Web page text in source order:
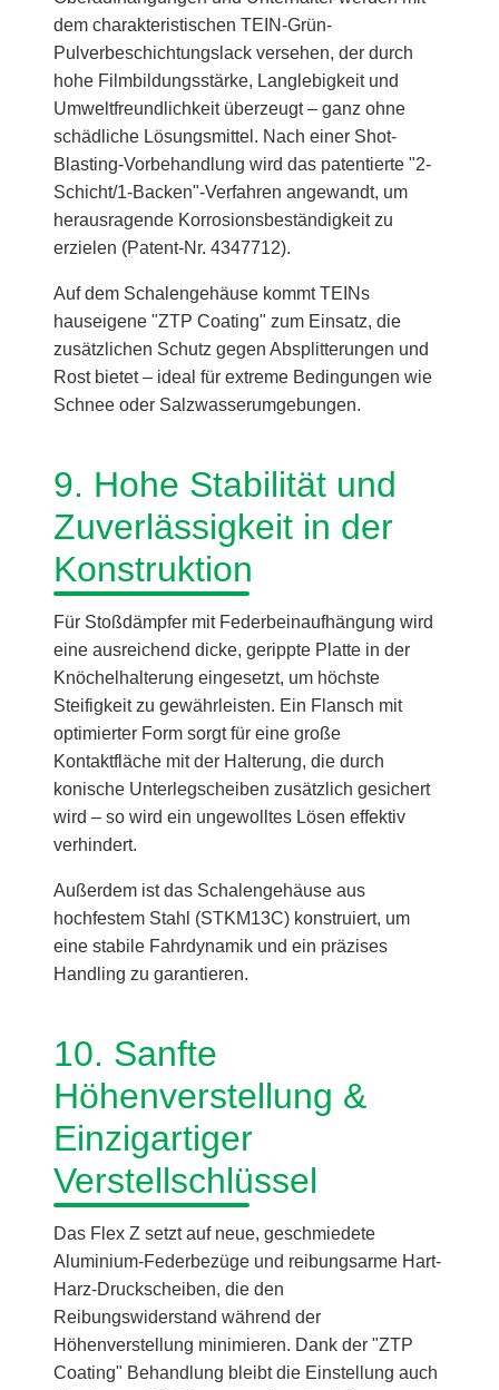
dem charakteristischen TEIN-Grün-
Pulverbeschichtungslack versehen, der durch
hohe Filmbildungsstärke, Langlebigkeit und
Umweltfreundlichkeit überzeugt – ganz ohne
schädliche Lösungsmittel. Nach einer Shot-
Blasting-Vorbehandlung wird das patentierte "2-
Schicht/1-Backen"-Verfahren angewandt, um
herausragende Korrosionsbeständigkeit zu
erzielen (Patent-Nr. 4347712).
Auf dem Schalengehäuse kommt TEINs
hauseigene "ZTP Coating" zum Einsatz, die
zusätzlichen Schutz gegen Absplitterungen und
Rost bietet – ideal für extreme Bedingungen wie
Schnee oder Salzwasserumgebungen.
9. Hohe Stabilität und
Zuverlässigkeit in der
Konstruktion
Für Stoßdämpfer mit Federbeinaufhängung wird
eine ausreichend dicke, gerippte Platte in der
Knöchelhalterung eingesetzt, um höchste
Steifigkeit zu gewährleisten. Ein Flansch mit
optimierter Form sorgt für eine große
Kontaktfläche mit der Halterung, die durch
konische Unterlegscheiben zusätzlich gesichert
wird – so wird ein ungewolltes Lösen effektiv
verhindert.
Außerdem ist das Schalengehäuse aus
hochfestem Stahl (STKM13C) konstruiert, um
eine stabile Fahrdynamik und ein präzises
Handling zu garantieren.
10. Sanfte
Höhenverstellung &
Einzigartiger
Verstellschlüssel
Das Flex Z setzt auf neue, geschmiedete
Aluminium-Federbezüge und reibungsarme Hart-
Harz-Druckscheiben, die den
Reibungswiderstand während der
Höhenverstellung minimieren. Dank der "ZTP
Coating" Behandlung bleibt die Einstellung auch